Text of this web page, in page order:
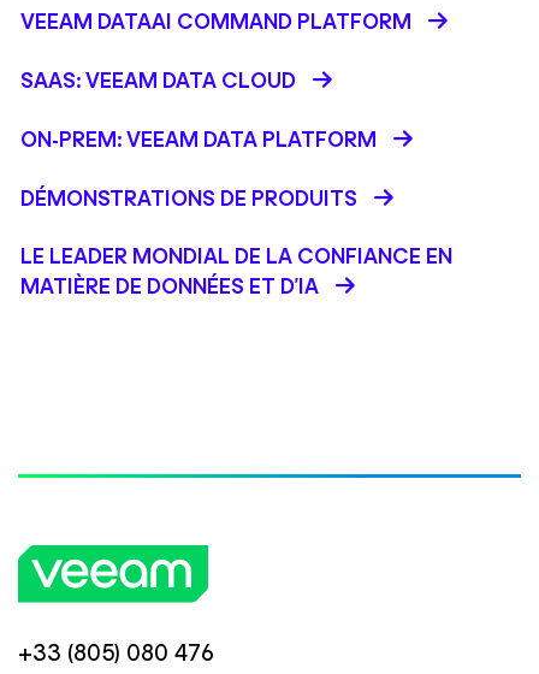
VEEAM DATAAI COMMAND PLATFORM
SAAS: VEEAM DATA CLOUD
ON-PREM: VEEAM DATA PLATFORM
DÉMONSTRATIONS DE PRODUITS
LE LEADER MONDIAL DE LA CONFIANCE EN
MATIÈRE DE DONNÉES ET D'IA
+33 (805) 080 476